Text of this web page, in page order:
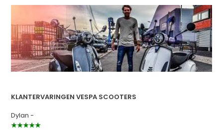
KLANTERVARINGEN VESPA SCOOTERS
Dylan -
★★★★★